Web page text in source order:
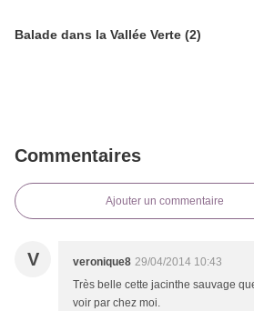
Balade dans la Vallée Verte (2)
Commentaires
Ajouter un commentaire
V veronique8 29/04/2014 10:43
Très belle cette jacinthe sauvage
voir par chez moi.